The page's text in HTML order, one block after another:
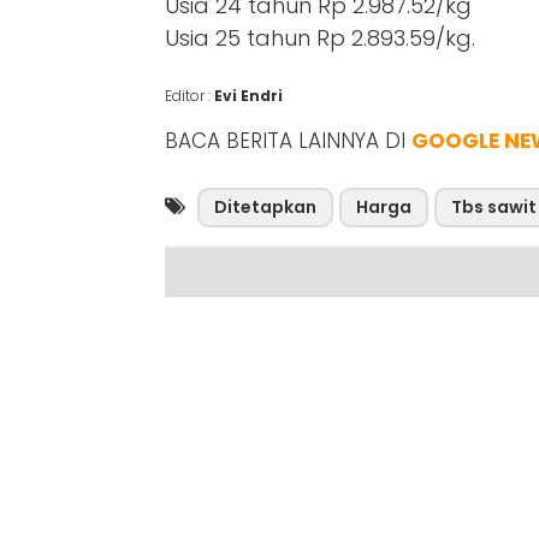
Usia 25 tahun Rp 2.893.59/kg.
Editor : Evi Endri
BACA BERITA LAINNYA DI GOOGLE
Ditetapkan Harga Tbs sawit